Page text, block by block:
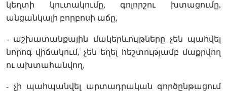
կեղտի կուտակումը, գոլորշու խտացումը,
անցանկալի բորբոսի աճը,
- աշխատանքային մակերևույթները չեն պահվել
նորոգ վիճակում, չեն եղել հեշտությամբ մաքրվող
ու ախտահանվող,
- չի պահպանվել արտադրական գործընթացում